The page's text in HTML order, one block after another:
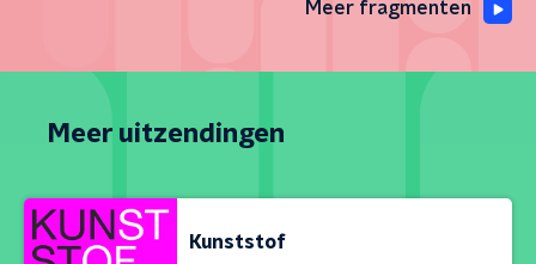
Meer fragmenten
Meer uitzendingen
Kunststof